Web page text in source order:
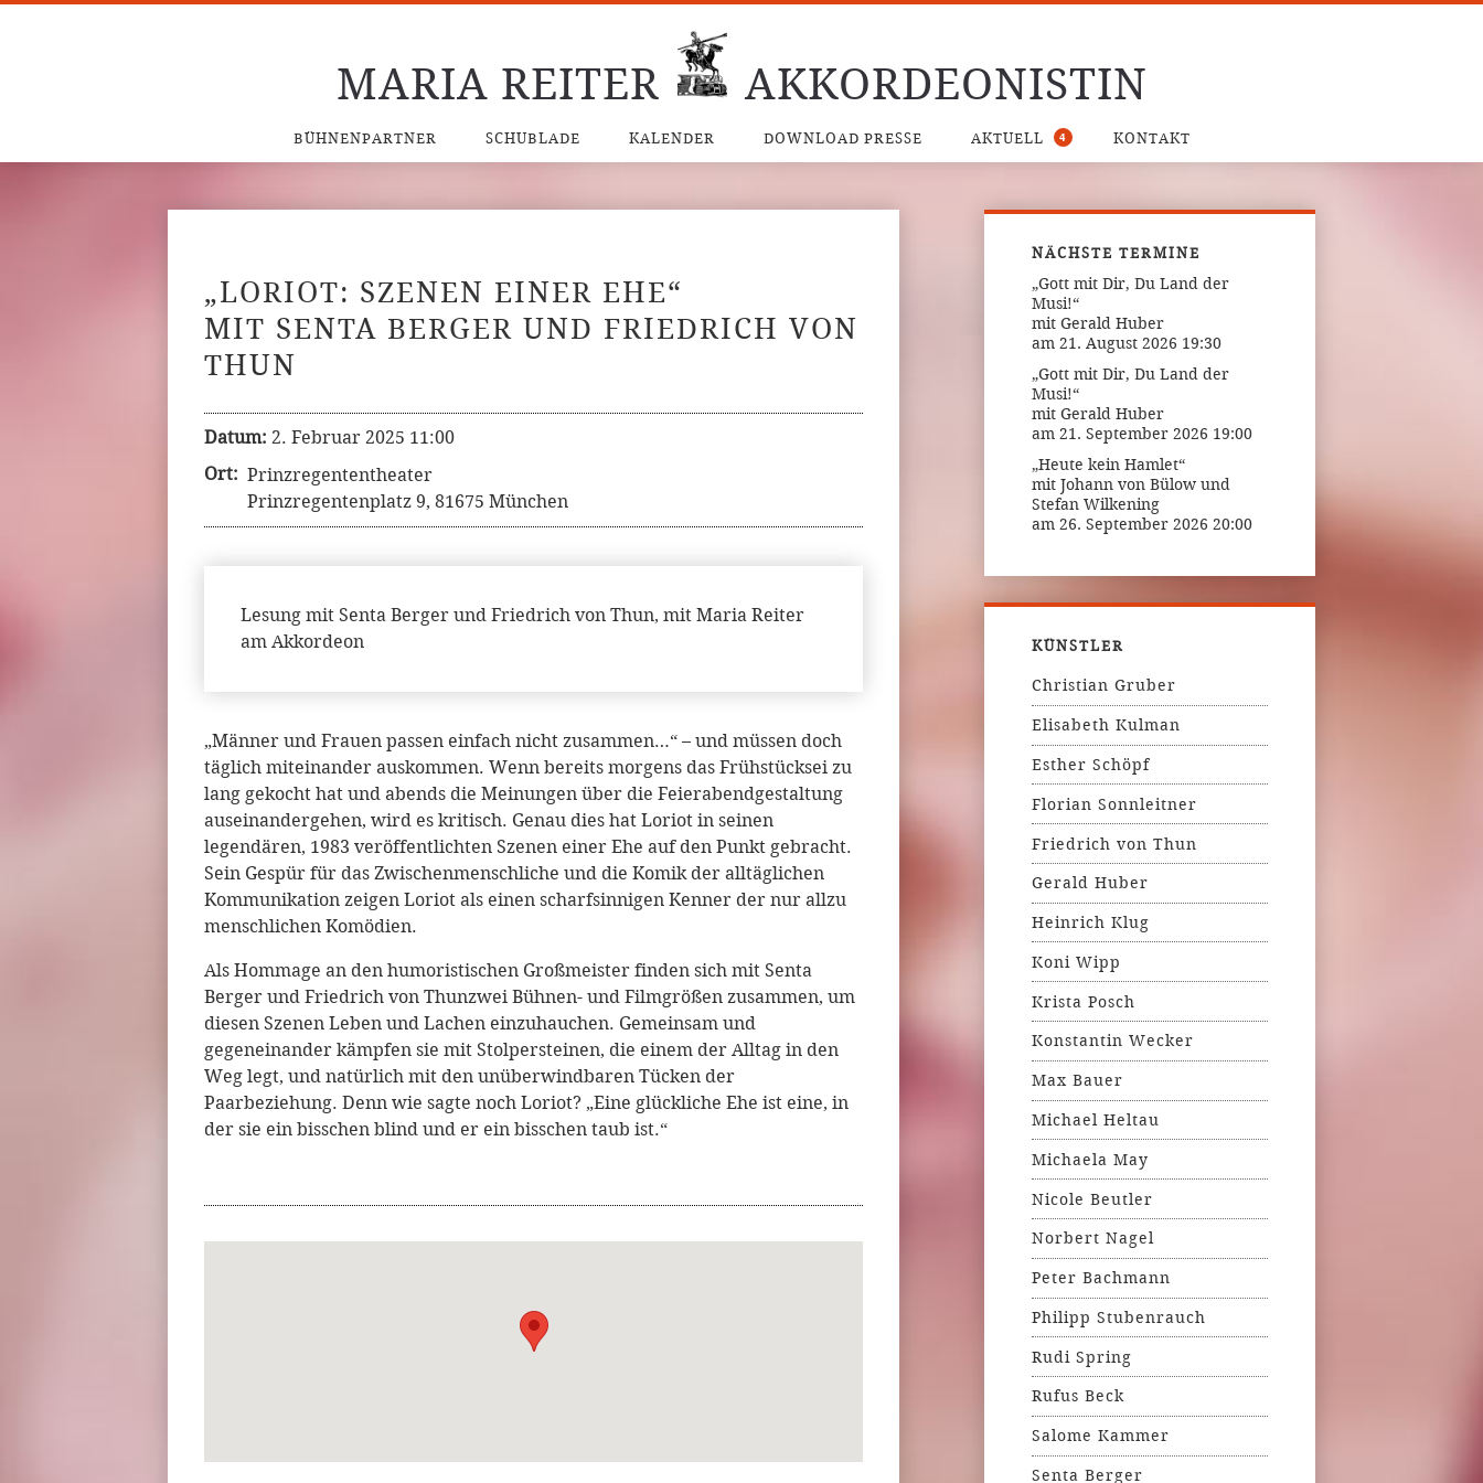
MARIA REITER AKKORDEONISTIN
BÜHNENPARTNER SCHUBLADE KALENDER DOWNLOAD PRESSE AKTUELL 4 KONTAKT
„LORIOT: SZENEN EINER EHE“
MIT SENTA BERGER UND FRIEDRICH VON
THUN
Datum: 2. Februar 2025 11:00
Ort: Prinzregententheater
Prinzregentenplatz 9, 81675 München
Lesung mit Senta Berger und Friedrich von Thun, mit Maria Reiter
am Akkordeon
„Männer und Frauen passen einfach nicht zusammen…“ – und müssen doch
täglich miteinander auskommen. Wenn bereits morgens das Frühstücksei zu
lang gekocht hat und abends die Meinungen über die Feierabendgestaltung
auseinandergehen, wird es kritisch. Genau dies hat Loriot in seinen
legendären, 1983 veröffentlichten Szenen einer Ehe auf den Punkt gebracht.
Sein Gespür für das Zwischenmenschliche und die Komik der alltäglichen
Kommunikation zeigen Loriot als einen scharfsinnigen Kenner der nur allzu
menschlichen Komödien.
Als Hommage an den humoristischen Großmeister finden sich mit Senta
Berger und Friedrich von Thunzwei Bühnen- und Filmgrößen zusammen, um
diesen Szenen Leben und Lachen einzuhauchen. Gemeinsam und
gegeneinander kämpfen sie mit Stolpersteinen, die einem der Alltag in den
Weg legt, und natürlich mit den unüberwindbaren Tücken der
Paarbeziehung. Denn wie sagte noch Loriot? „Eine glückliche Ehe ist eine, in
der sie ein bisschen blind und er ein bisschen taub ist.“
NÄCHSTE TERMINE
„Gott mit Dir, Du Land der
Musi!“
mit Gerald Huber
am 21. August 2026 19:30
„Gott mit Dir, Du Land der
Musi!“
mit Gerald Huber
am 21. September 2026 19:00
„Heute kein Hamlet“
mit Johann von Bülow und
Stefan Wilkening
am 26. September 2026 20:00
KÜNSTLER
Christian Gruber
Elisabeth Kulman
Esther Schöpf
Florian Sonnleitner
Friedrich von Thun
Gerald Huber
Heinrich Klug
Koni Wipp
Krista Posch
Konstantin Wecker
Max Bauer
Michael Heltau
Michaela May
Nicole Beutler
Norbert Nagel
Peter Bachmann
Philipp Stubenrauch
Rudi Spring
Rufus Beck
Salome Kammer
Senta Berger